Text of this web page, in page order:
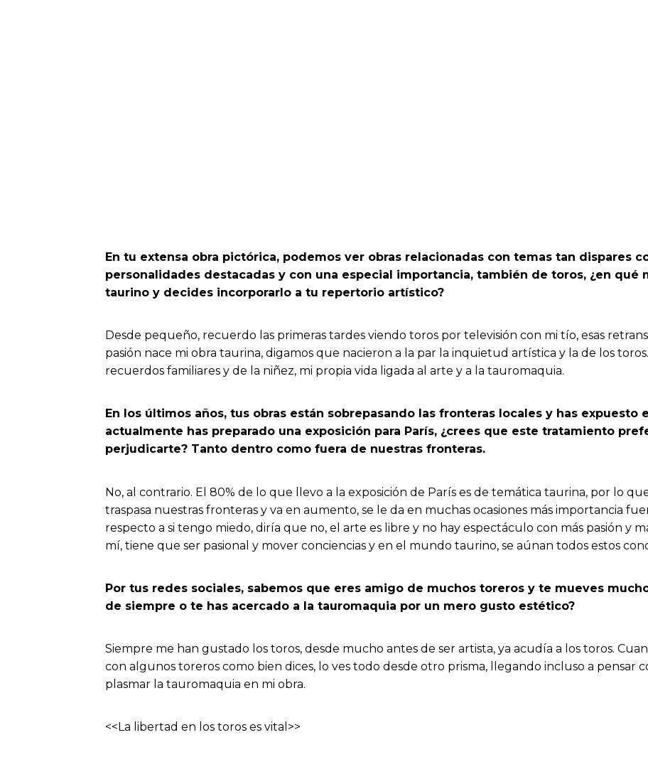
En tu extensa obra pictórica, podemos ver obras relacionadas con temas tan dispares
personalidades destacadas y con una especial importancia, también de toros, ¿en
taurino y decides incorporarlo a tu repertorio artístico?
Desde pequeño, recuerdo las primeras tardes viendo toros por televisión con mi tío, esas
pasión nace mi obra taurina, digamos que nacieron a la par la inquietud artística y la de los
recuerdos familiares y de la niñez, mi propia vida ligada al arte y a la tauromaquia.
En los últimos años, tus obras están sobrepasando las fronteras locales y has
actualmente has preparado una exposición para París, ¿crees que este tratamiento
perjudicarte? Tanto dentro como fuera de nuestras fronteras.
No, al contrario. El 80% de lo que llevo a la exposición de París es de temática taurina, por lo
traspasa nuestras fronteras y va en aumento, se le da en muchas ocasiones más importancia
respecto a si tengo miedo, diría que no, el arte es libre y no hay espectáculo con más pasión y
mí, tiene que ser pasional y mover conciencias y en el mundo taurino, se aúnan todos estos
Por tus redes sociales, sabemos que eres amigo de muchos toreros y te mueves
de siempre o te has acercado a la tauromaquia por un mero gusto estético?
Siempre me han gustado los toros, desde mucho antes de ser artista, ya acudía a los toros.
con algunos toreros como bien dices, lo ves todo desde otro prisma, llegando incluso a pensar
plasmar la tauromaquia en mi obra.
<<La libertad en los toros es vital>>